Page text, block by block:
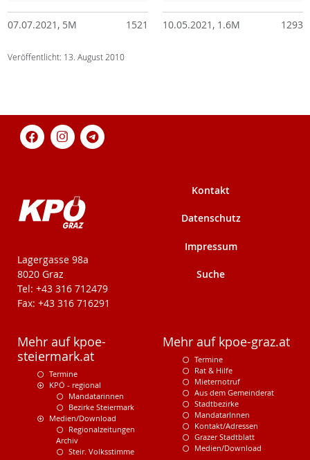
07.07.2021, 5M 1521 10.05.2021, 1.6M 1293
Veröffentlicht: 13. August 2010
KPÖ-Steiermark
Lagergasse 98a
8020 Graz
Tel: +43 316 712479
Fax: +43 316 716291
Kontakt
Datenschutz
Impressum
Suche
Mehr auf kpoe-
steiermark.at
Termine
KPÖ - regional
Mandatarinnen
Bezirke Steiermark
Medien/Download
Regionalzeitungen
Archiv
Steir. Volksstimme
Mehr auf kpoe-graz.at
Termine
Rat & Hilfe
Mieternotruf
Aus dem Gemeinderat
Stadtbezirke
MandatarInnen
Kontakt/Adressen
Grazer Stadtblatt
Medien/Download